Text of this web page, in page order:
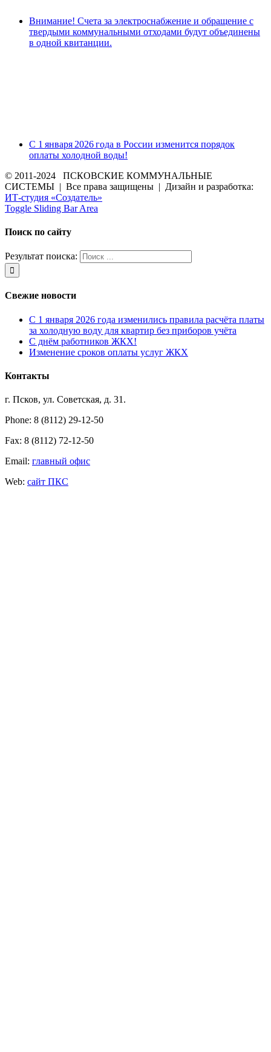
Внимание! Счета за электроснабжение и обращение с
твердыми коммунальными отходами будут объединены
в одной квитанции.
С 1 января 2026 года в России изменится порядок
оплаты холодной воды!
© 2011-2024 ПСКОВСКИЕ КОММУНАЛЬНЫЕ
СИСТЕМЫ | Все права защищены | Дизайн и разработка:
ИТ-студия «Создатель»
Toggle Sliding Bar Area
Поиск по сайту
Результат поиска:
Свежие новости
С 1 января 2026 года изменились правила расчёта платы
за холодную воду для квартир без приборов учёта
С днём работников ЖКХ!
Изменение сроков оплаты услуг ЖКХ
Контакты
г. Псков, ул. Советская, д. 31.
Phone: 8 (8112) 29-12-50
Fax: 8 (8112) 72-12-50
Email: главный офис
Web: сайт ПКС